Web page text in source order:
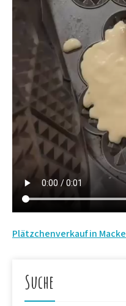
Beitrags-
Plätzchenverkauf in
Suche